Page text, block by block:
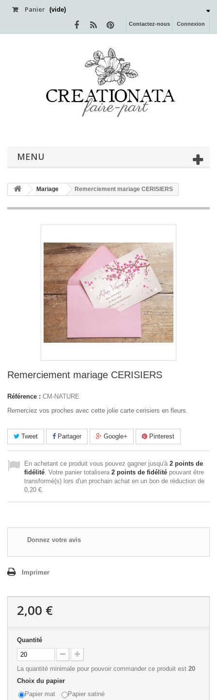
Panier (vide)
Connexion
Contactez-nous
MENU
Mariage Remerciement mariage CERISIERS
Remerciement mariage CERISIERS
Référence : CM-NATURE
Remerciez vos proches avec cette jolie carte cerisiers en fleurs.
Tweet Partager Google+ Pinterest
En achetant ce produit vous pouvez gagner jusqu'à 2 points de
fidélité. Votre panier totalisera 2 points de fidélité pouvant être
transformé(s) lors d'un prochain achat en un bon de réduction de
0,20 €.
Donnez votre avis
Imprimer
2,00 €
Quantité
La quantité minimale pour pouvoir commander ce produit est 20
Choix du papier
Papier mat
Papier satiné